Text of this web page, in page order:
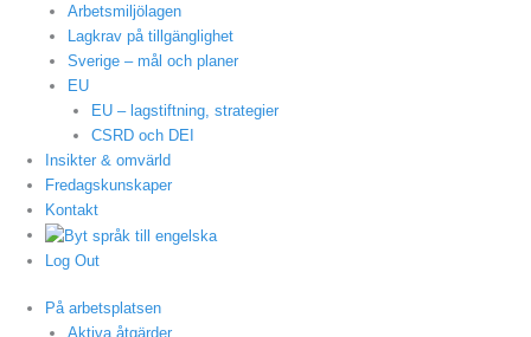
Arbetsmiljölagen
Lagkrav på tillgänglighet
Sverige – mål och planer
EU
EU – lagstiftning, strategier
CSRD och DEI
Insikter & omvärld
Fredagskunskaper
Kontakt
Log Out
På arbetsplatsen
Aktiva åtgärder